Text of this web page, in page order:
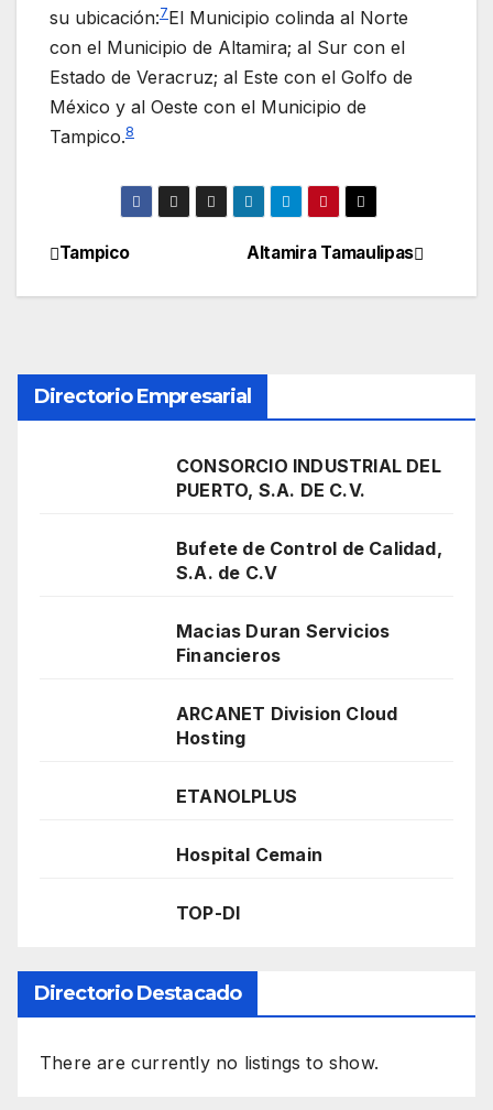
su ubicación:7​El Municipio colinda al Norte
con el Municipio de Altamira; al Sur con el
Estado de Veracruz; al Este con el Golfo de
México y al Oeste con el Municipio de
Tampico.8
Navegación
de
Altamira Tamaulipas
Tampico
Directorio Empresarial
CONSORCIO INDUSTRIAL DEL
PUERTO, S.A. DE C.V.
Bufete de Control de Calidad,
S.A. de C.V
Macias Duran Servicios
Financieros
ARCANET Division Cloud
Hosting
ETANOLPLUS
Hospital Cemain
TOP-DI
Directorio Destacado
There are currently no listings to show.